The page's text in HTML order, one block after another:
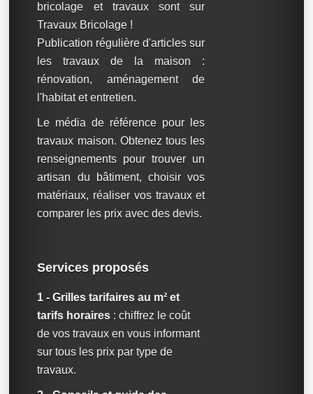
bricolage et travaux sont sur
Travaux Bricolage !
Publication régulière d'articles sur
les travaux de la maison :
rénovation, aménagement de
l'habitat et entretien.
Le média de référence pour les
travaux maison. Obtenez tous les
renseignements pour trouver un
artisan du bâtiment, choisir vos
matériaux, réaliser vos travaux et
comparer les prix avec des devis.
Services proposés
1 - Grilles tarifaires au m² et
tarifs horaires : chiffrez le coût
de vos travaux en vous informant
sur tous les prix par type de
travaux.